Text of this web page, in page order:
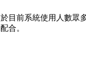
目前系統使用人數眾
合。